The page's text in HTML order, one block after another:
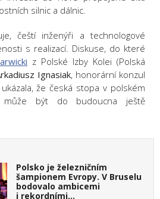
silnic a dálnic.
čeští inženýři a technologové
s realizací. Diskuse, do které
z Polské Izby Kolei (Polská
Ignasiak, honorární konzul
že česká stopa v polském
může být do budoucna ještě
Polsko je železničním
šampionem Evropy. V Bruselu
bodovalo ambicemi
i rekordními…